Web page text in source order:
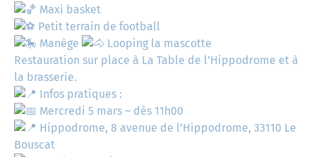
Maxi basket
Petit terrain de football
Manège
Looping la mascotte
Restauration sur place à La Table de l’Hippodrome et à
la brasserie.
Infos pratiques :
Mercredi 5 mars – dès 11h00
Hippodrome, 8 avenue de l’Hippodrome, 33110 Le
Bouscat